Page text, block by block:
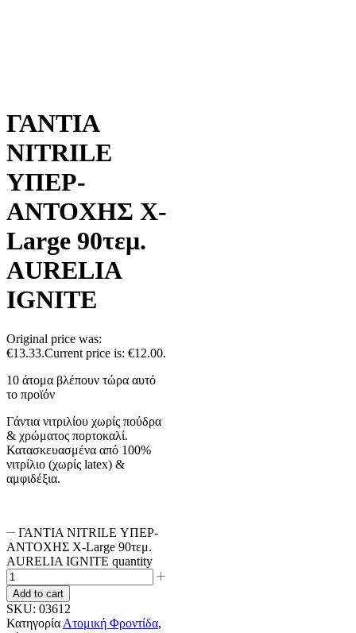
ΓΑΝΤΙΑ
NITRILE
ΥΠΕΡ-
ΑΝΤΟΧΗΣ X-
Large 90τεμ.
AURELIA
IGNITE
Original price was:
€13.33.Current price is: €12.00.
10 άτομα βλέπουν τώρα αυτό
το προϊόν
Γάντια νιτριλίου χωρίς πούδρα
& χρώματος πορτοκαλί.
Κατασκευασμένα από 100%
νιτρίλιο (χωρίς latex) &
αμφιδέξια.
ΓΑΝΤΙΑ NITRILE ΥΠΕΡ-
ΑΝΤΟΧΗΣ X-Large 90τεμ.
AURELIA IGNITE quantity
Add to cart
SKU: 03612
Κατηγορία Ατομική Φροντίδα,